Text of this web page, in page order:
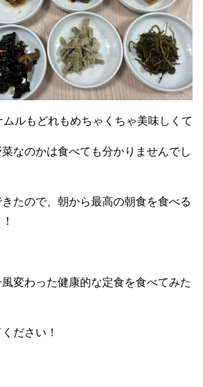
ルもどれもめちゃくちゃ美味しくて
なのかは食べても分かりませんでし
たので、朝から最高の朝食を食べる
変わった健康的な定食を食べてみた
ださい！